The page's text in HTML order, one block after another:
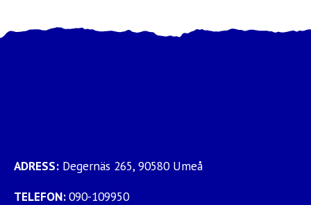
ADRESS: Degernäs 265, 90580 Umeå
TELEFON:090-109950